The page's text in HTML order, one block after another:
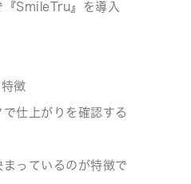
『SmileTru』を導入
徴
仕上がりを確認する
っているのが特徴で